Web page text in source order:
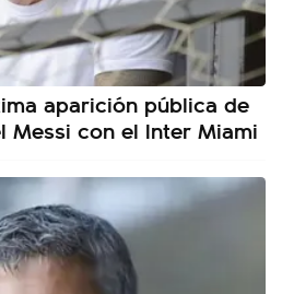
aparición pública de
Messi con el Inter Miami